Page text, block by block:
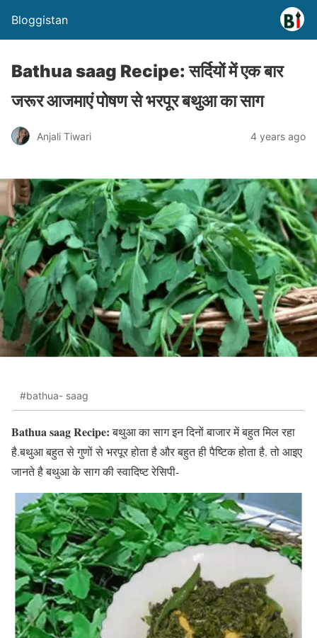
Bloggistan
Bathua saag Recipe: सर्दियों में एक बार
जरूर आजमाएं पोषण से भरपूर बथुआ का साग
Anjali Tiwari 4 years ago
#bathua- saag
Bathua saag Recipe:बथुआ का साग इन‌ दिनों बाजार में बहुत मिल रहा
है.बथुआ बहुत से गुणों से भरपूर होता है और बहुत ही पैष्टिक होता है. तो आइए
जानते है बथुआ के साग की स्वादिष्ट रेसिपी-